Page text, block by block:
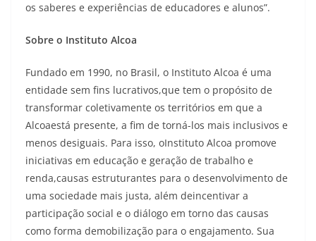
os saberes e experiências de educadores e alunos”.
Sobre o Instituto Alcoa
Fundado em 1990, no Brasil, o Instituto Alcoa é uma
entidade sem fins lucrativos,que tem o propósito de
transformar coletivamente os territórios em que a
Alcoaestá presente, a fim de torná-los mais inclusivos e
menos desiguais. Para isso, oInstituto Alcoa promove
iniciativas em educação e geração de trabalho e
renda,causas estruturantes para o desenvolvimento de
uma sociedade mais justa, além deincentivar a
participação social e o diálogo em torno das causas
como forma demobilização para o engajamento. Sua